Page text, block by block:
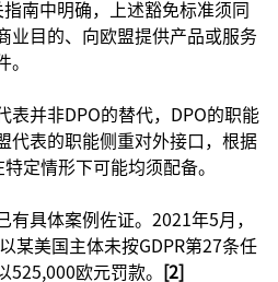
南中明确，上述豁免标准须同
业目的、向欧盟提供产品或服务
。
表并非DPO的替代，DPO的职能
代表的职能侧重对外接口，根据
定情形下可能均须配备。
有具体案例佐证。2021年5月，
某美国主体未按GDPR第27条任
525,000欧元罚款。
[2]